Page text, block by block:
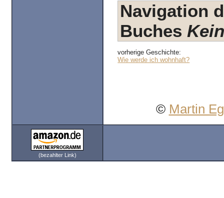
Navigation
Buches
vorherige Geschichte:
Wie werde ich wohnhaft?
© Martin
(bezahlter Link)